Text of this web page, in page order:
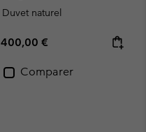
Duvet naturel
Regular price:
400,00 €
Comparer